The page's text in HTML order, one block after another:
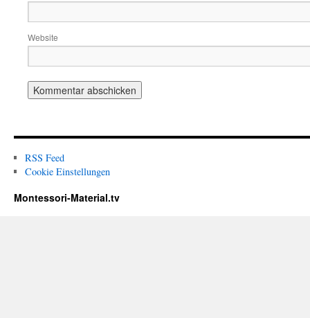
Website
RSS Feed
Cookie Einstellungen
Montessori-Material.tv